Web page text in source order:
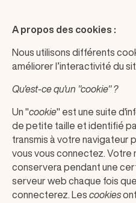
A propos des cookies :
Nous utilisons différents
améliorer l’interactivité du
Qu'est-ce qu'un "cookie" ?
Un "cookie" est une suite
de petite taille et identifié
transmis à votre navigateur
vous vous connectez. Votre
conservera pendant une
serveur web chaque fois
connecterez. Les cookiesont